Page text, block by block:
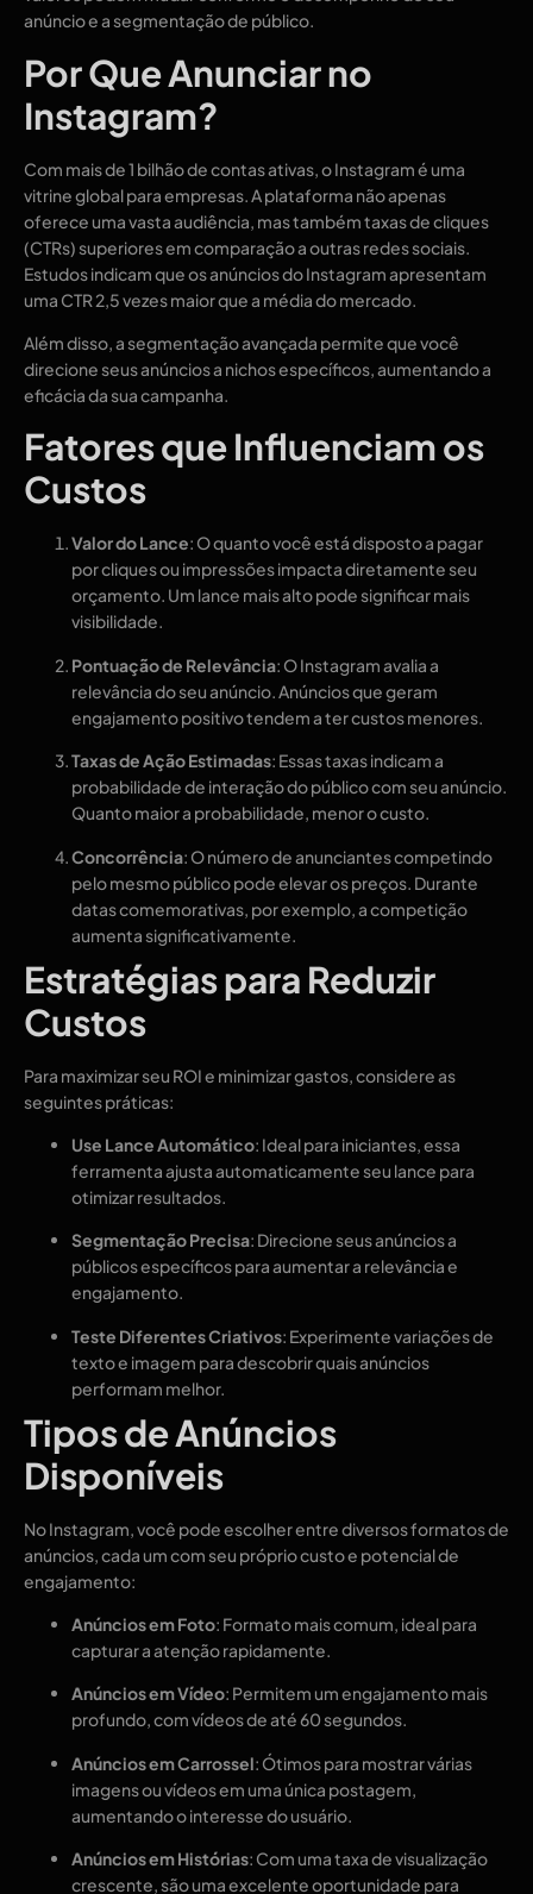
anúncio e a segmentação de público.
Por Que Anunciar no
Instagram?
Com mais de 1 bilhão de contas ativas, o Instagram é uma
vitrine global para empresas. A plataforma não apenas
oferece uma vasta audiência, mas também taxas de cliques
(CTRs) superiores em comparação a outras redes sociais.
Estudos indicam que os anúncios do Instagram apresentam
uma CTR 2,5 vezes maior que a média do mercado.
Além disso, a segmentação avançada permite que você
direcione seus anúncios a nichos específicos, aumentando a
eficácia da sua campanha.
Fatores que Influenciam os
Custos
Valor do Lance: O quanto você está disposto a pagar
por cliques ou impressões impacta diretamente seu
orçamento. Um lance mais alto pode significar mais
visibilidade.
Pontuação de Relevância: O Instagram avalia a
relevância do seu anúncio. Anúncios que geram
engajamento positivo tendem a ter custos menores.
Taxas de Ação Estimadas: Essas taxas indicam a
probabilidade de interação do público com seu anúncio.
Quanto maior a probabilidade, menor o custo.
Concorrência: O número de anunciantes competindo
pelo mesmo público pode elevar os preços. Durante
datas comemorativas, por exemplo, a competição
aumenta significativamente.
Estratégias para Reduzir
Custos
Para maximizar seu ROI e minimizar gastos, considere as
seguintes práticas:
Use Lance Automático: Ideal para iniciantes, essa
ferramenta ajusta automaticamente seu lance para
otimizar resultados.
Segmentação Precisa: Direcione seus anúncios a
públicos específicos para aumentar a relevância e
engajamento.
Teste Diferentes Criativos: Experimente variações de
texto e imagem para descobrir quais anúncios
performam melhor.
Tipos de Anúncios
Disponíveis
No Instagram, você pode escolher entre diversos formatos de
anúncios, cada um com seu próprio custo e potencial de
engajamento:
Anúncios em Foto: Formato mais comum, ideal para
capturar a atenção rapidamente.
Anúncios em Vídeo: Permitem um engajamento mais
profundo, com vídeos de até 60 segundos.
Anúncios em Carrossel: Ótimos para mostrar várias
imagens ou vídeos em uma única postagem,
aumentando o interesse do usuário.
Anúncios em Histórias: Com uma taxa de visualização
crescente, são uma excelente oportunidade para